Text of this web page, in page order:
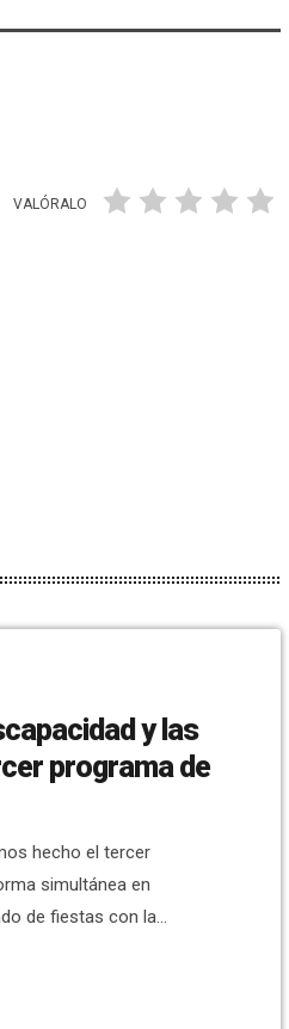
VALÓRALO
y las
programa de
hecho el tercer
simultánea en
de fiestas con la
de Elche, Carmen